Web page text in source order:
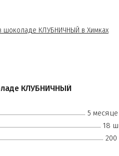
КЛУБНИЧНЫЙ
5
18
200